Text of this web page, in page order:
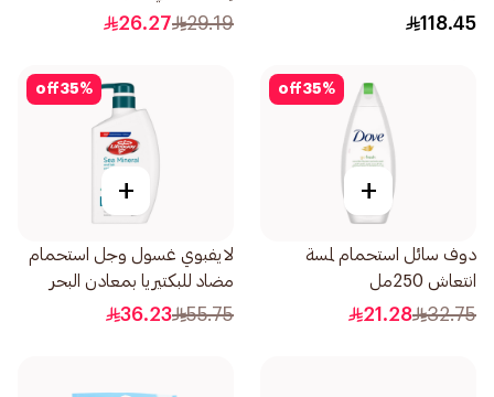
118.45
250مل
29.19
26.27
35%
off
+
دوف سائل استحمام لمسة
انتعاش 250مل
32.75
21.28
35%
off
+
لايفبوي غسول وجل استحمام
مضاد للبكتيريا بمعادن البحر
500مل
55.75
36.23